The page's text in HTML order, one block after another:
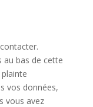
au bas de cette
vos données,
vous avez